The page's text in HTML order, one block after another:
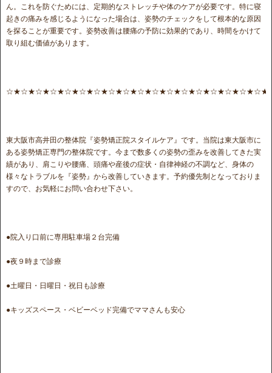
ん。これを防ぐためには、定期的なストレッチや体のケアが必要です。特に寝
起きの痛みを感じるようになった場合は、姿勢のチェックをして根本的な原因
を探ることが重要です。姿勢改善は腰痛の予防に効果的であり、時間をかけて
取り組む価値があります。
東大阪市高井田の整体院『姿勢矯正院スタイルケア』です。当院は東大阪市に
ある姿勢矯正専門の整体院です。今まで数多くの姿勢の歪みを改善してきた実
績があり、肩こりや腰痛、頭痛や産後の症状・自律神経の不調など、身体の
様々なトラブルを『姿勢』から改善していきます。予約優先制となっておりま
すので、お気軽にお問い合わせ下さい。
●院入り口前に専用駐車場２台完備
●夜９時まで診療
●土曜日・日曜日・祝日も診療
●キッズスペース・ベビーベッド完備でママさんも安心